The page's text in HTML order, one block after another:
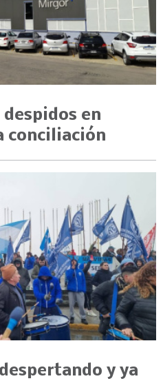
en
conciliación
y ya